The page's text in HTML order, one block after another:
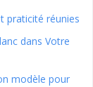
praticité réunies
dans Votre
modèle pour